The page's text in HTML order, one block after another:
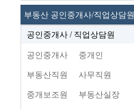
부동산 공인중개사/직업상담원
공인중개사 / 직업상담원
공인중개사 중개인
부동산직원 사무직원
중개보조원 부동산실장